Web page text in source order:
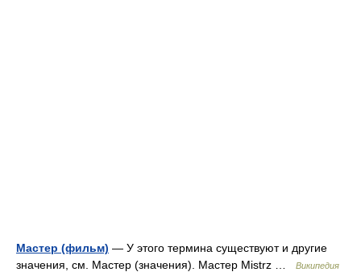
Мастер (фильм) — У этого термина существуют и другие
значения, см. Мастер (значения). Мастер Mistrz …
Википедия